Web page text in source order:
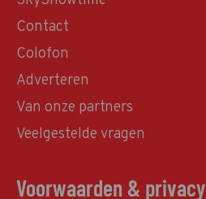
Contact
Colofon
Adverteren
Van onze partners
Veelgestelde vragen
Voorwaarden & privacy